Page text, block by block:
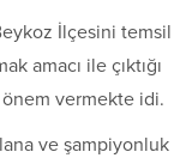
İlçesini temsil
amacı ile çıktığı
önem vermekte idi.
ve şampiyonluk